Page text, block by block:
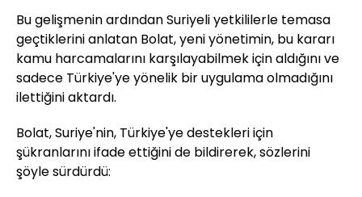
Bu gelişmenin ardından Suriyeli yetkililerle temasa
geçtiklerini anlatan Bolat, yeni yönetimin, bu kararı
kamu harcamalarını karşılayabilmek için aldığını ve
sadece Türkiye'ye yönelik bir uygulama olmadığını
ilettiğini aktardı.
Bolat, Suriye'nin, Türkiye'ye destekleri için
şükranlarını ifade ettiğini de bildirerek, sözlerini
şöyle sürdürdü: